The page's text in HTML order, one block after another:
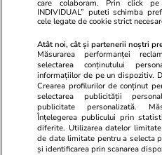
zodia Balanței
care colaboram. Prin click pe
INDIVIDUAL” puteti schimba
cele legate de cookie strict
Atât noi, cât și partenerii noștri
Măsurarea performanței
selectarea conținutului
informațiilor de pe un dispozitiv.
Crearea profilurilor de conținut
selectarea publicității
publicitate personalizată.
Înțelegerea publicului prin
diferite. Utilizarea datelor
de date limitate pentru a selecta
și identificarea prin scanarea